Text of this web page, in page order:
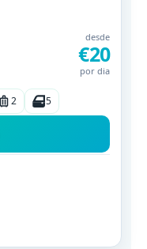
desde
€20
por dia
2 5